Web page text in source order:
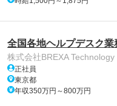
全国各地ヘルプデスク
株式会社BREXA Technology
正社員
東京都
年収350万円～800万円